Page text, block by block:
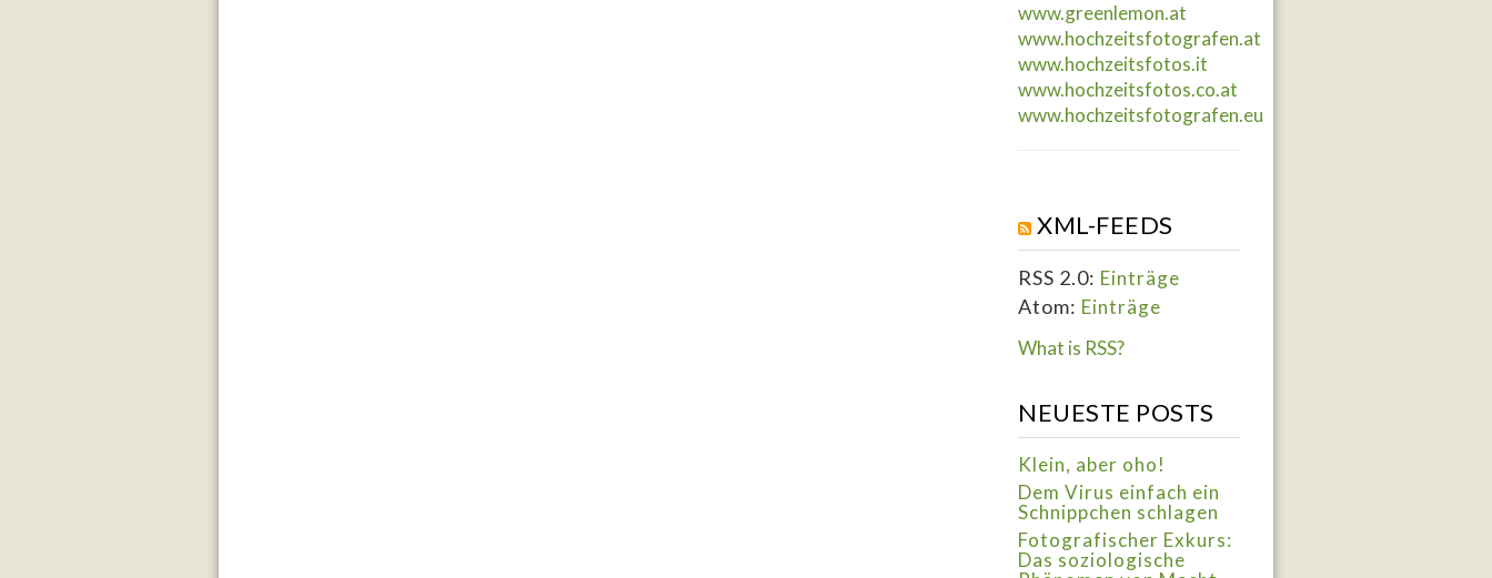
www.greenlemon.at
www.hochzeitsfotografen.at
www.hochzeitsfotos.it
www.hochzeitsfotos.co.at
www.hochzeitsfotografen.eu
XML-FEEDS
RSS 2.0: Einträge
Atom: Einträge
What is RSS?
NEUESTE POSTS
Klein, aber oho!
Dem Virus einfach ein
Schnippchen schlagen
Fotografischer Exkurs:
Das soziologische